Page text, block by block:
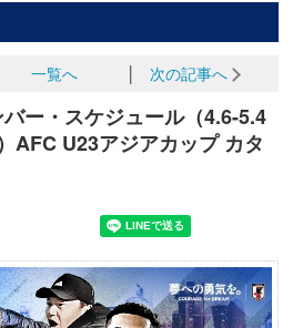
一覧へ 次の記事へ
ー・スケジュール（4.6-5.4
AFC U23アジアカップ カタ